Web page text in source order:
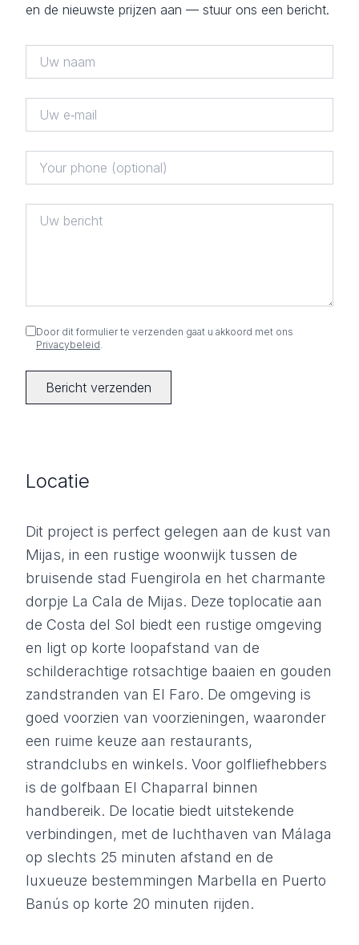
en de nieuwste prijzen aan — stuur ons een bericht.
Door dit formulier te verzenden gaat u akkoord met ons
Privacybeleid.
Bericht verzenden
Locatie
Dit project is perfect gelegen aan de kust van
Mijas, in een rustige woonwijk tussen de
bruisende stad Fuengirola en het charmante
dorpje La Cala de Mijas. Deze toplocatie aan
de Costa del Sol biedt een rustige omgeving
en ligt op korte loopafstand van de
schilderachtige rotsachtige baaien en gouden
zandstranden van El Faro. De omgeving is
goed voorzien van voorzieningen, waaronder
een ruime keuze aan restaurants,
strandclubs en winkels. Voor golfliefhebbers
is de golfbaan El Chaparral binnen
handbereik. De locatie biedt uitstekende
verbindingen, met de luchthaven van Málaga
op slechts 25 minuten afstand en de
luxueuze bestemmingen Marbella en Puerto
Banús op korte 20 minuten rijden.